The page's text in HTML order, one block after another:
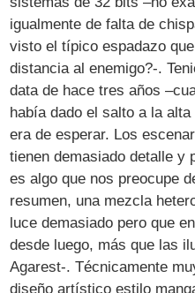
igualmente de falta de
visto el típico espadazo
distancia al enemigo?-.
data de hace tres años
había dado el salto a la
era de esperar. Los
tienen demasiado detalle y
es algo que nos preocupe
resumen, una mezcla
luce demasiado pero que
desde luego, más que las
Agarest-. Técnicamente
diseño artístico estilo